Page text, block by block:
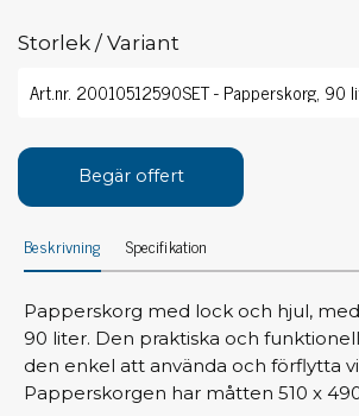
Storlek / Variant
Begär offert
Beskrivning Specifikation
Papperskorg med lock och hjul,
90 liter. Den praktiska och
den enkel att använda och förflytta
Papperskorgen har måtten 510 x